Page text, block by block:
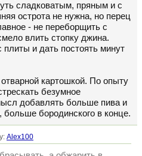
сладковатым, пряным и с
острота не нужна, но перец
- не переборщить с
влить стопку джина.
и дать постоять минут
картошкой. По опыту
безумное
добавлять больше пива и
больше бородинского в конце.
Alex100